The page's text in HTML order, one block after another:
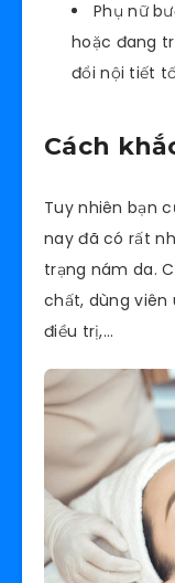
Phụ nữ
hoặc đang
đổi nội tiết
Cách
Tuy nhiên bạn
nay đã có rất
trạng nám da.
chất, dùng viên
điều trị,…